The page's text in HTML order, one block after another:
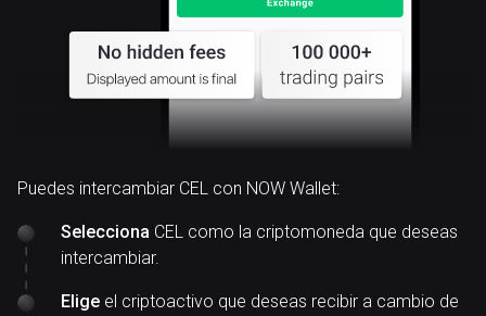
Puedes intercambiar CEL con NOW Wallet:
Selecciona CEL como la criptomoneda que deseas
intercambiar.
Elige el criptoactivo que deseas recibir a cambio de